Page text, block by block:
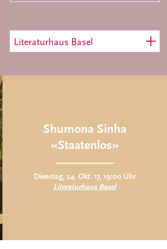
Literaturhaus Basel
Shumona Sinha
«Staatenlos»
Dienstag, 24. Okt. 17, 19:00 Uhr
Literaturhaus Basel